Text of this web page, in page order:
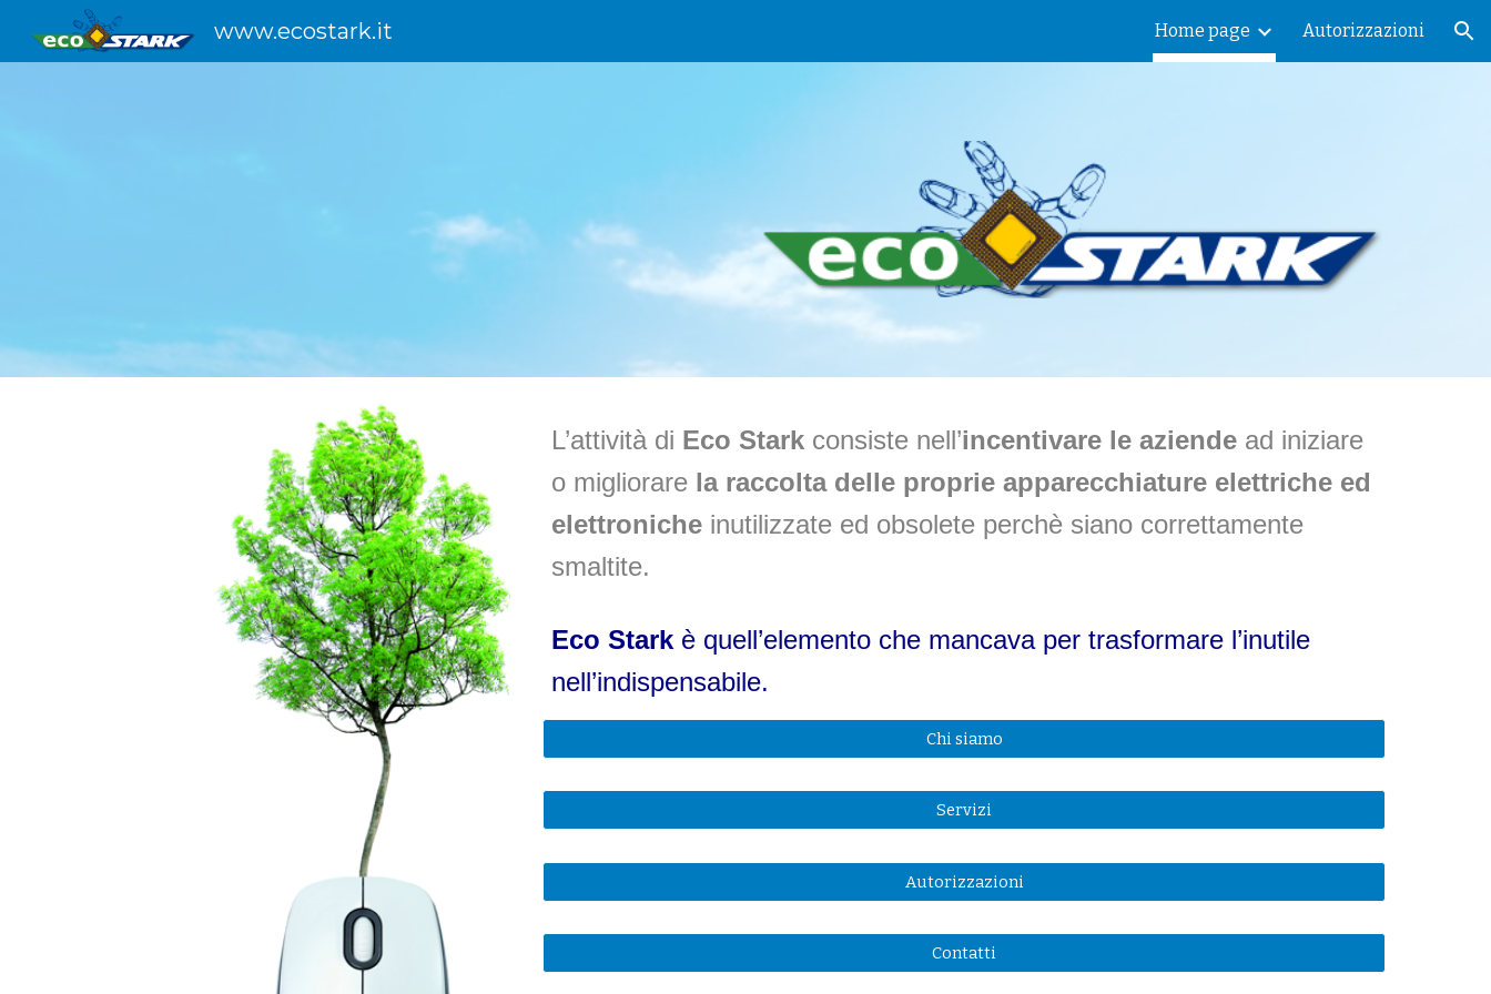
www.ecostark.it Home page Autorizzazioni
L’attività di Eco Stark consiste nell’incentivare le aziende ad iniziare
o migliorare la raccolta delle proprie apparecchiature elettriche ed
elettroniche inutilizzate ed obsolete perchè siano correttamente
smaltite.
Eco Stark è quell’elemento che mancava per trasformare l’inutile
nell’indispensabile.
Chi siamo
Servizi
Autorizzazioni
Contatti